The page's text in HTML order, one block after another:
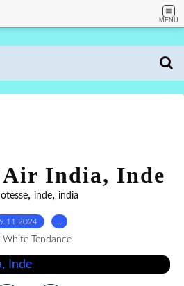
MENU
India, Inde
, inde, india
White Tendance